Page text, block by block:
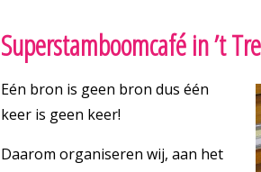
Superstamboomcafé in ’t
Eén bron is geen bron dus één
keer is geen keer!
Daarom organiseren wij, aan het